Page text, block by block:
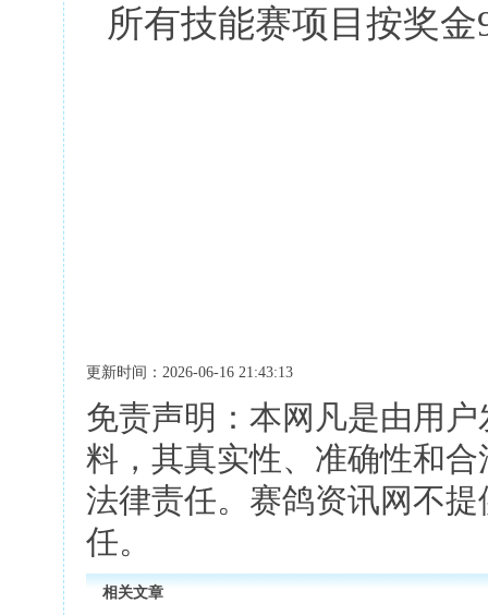
所有技能赛项目按奖
更新时间：2026-06-16 21:43:13
免责声明：本网凡是由用
料，其真实性、准确性和
法律责任。赛鸽资讯网不
任。
相关文章